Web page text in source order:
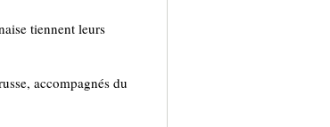
tiennent leurs
accompagnés du